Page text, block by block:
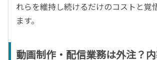
れらを維持し続けるだけのコストと覚
ます。
動画制作・配信業務は外注？